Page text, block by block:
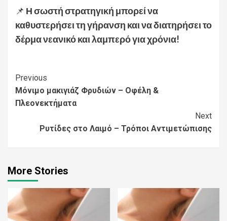
📌 Η σωστή στρατηγική μπορεί να
καθυστερήσει τη γήρανση και να διατηρήσει το
δέρμα νεανικό και λαμπερό για χρόνια!
Continue
Reading
Previous
Μόνιμο μακιγιάζ Φρυδιών – Οφέλη &
Πλεονεκτήματα
Next
Ρυτίδες στο Λαιμό – Τρόποι Αντιμετώπισης
More Stories